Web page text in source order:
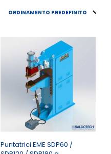
Puntatrici EME SDP60 /